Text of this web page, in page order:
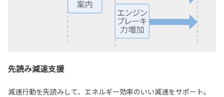
先読み減速支援
減速行動を先読みして、エネルギー効率のいい減速をサポート。